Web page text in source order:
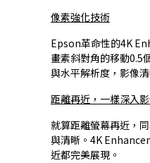
像素強化技術
Epson革命性的4K
畫素斜對角的移動0.5
與水平解析度，影像清
距離再近，一樣深入
就算距離螢幕再近，
與清晰。4K
近都完美展現。